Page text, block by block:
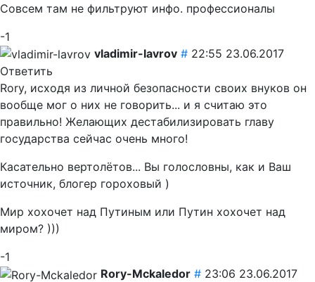
Совсем там не фильтруют инфо. профессионалы
-1
vladimir-lavrov # 22:55 23.06.2017
Ответить
Rory, исходя из личной безопасности своих внуков он
вообще мог о них не говорить... и я считаю это
правильно! Желающих дестабилизировать главу
государства сейчас очень много!
Касательно вертолётов... Вы голословны, как и Ваш
источник, блогер гороховый )
Мир хохочет над Путиным или Путин хохочет над
миром? )))
-1
Rory-Mckaledor # 23:06 23.06.2017